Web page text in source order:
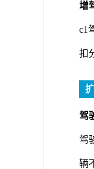
增
c1
扣
驾
驾
辆